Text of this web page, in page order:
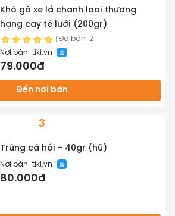
Khô gà xe lá chanh loại thượng
hạng cay té lưởi (200gr)
Đã bán 2
Nơi bán: tiki.vn
79.000đ
Đến nơi bán
3
Trứng cá hồi - 40gr (hũ)
Nơi bán: tiki.vn
80.000đ